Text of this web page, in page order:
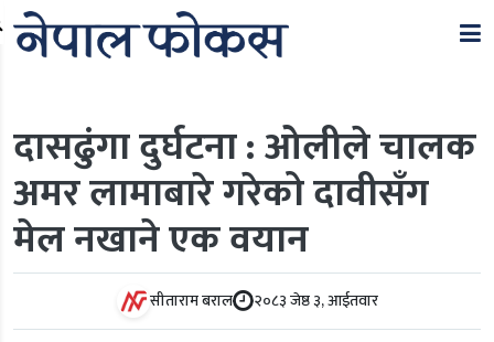
दासढुंगा दुर्घटना : ओलीले चालक
अमर लामाबारे गरेको दावीसँग
मेल नखाने एक वयान
सीताराम बराल २०८३ जेष्ठ ३, आईतवार